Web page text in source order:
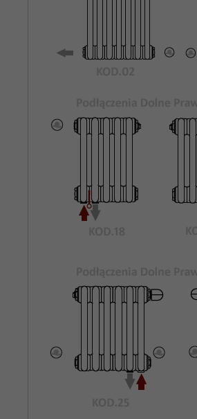
Bocznych:
Maksymalne
Ciśnienie
Temperatura
Pracy: